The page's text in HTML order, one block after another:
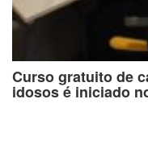
Curso gratuito de
idosos é iniciado